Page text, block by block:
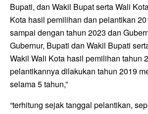
Bupati, dan Wakil Bupat serta Wali
Kota hasil pemilihan dan pelantikan
sampai dengan tahun 2023 dan
Gubernur, Bupati dan Wakil Bupati
Wakil Wali Kota hasil pemilihan tahun
pelantikannya dilakukan tahun 2019
selama 5 tahun,”
“terhitung sejak tanggal pelantikan,